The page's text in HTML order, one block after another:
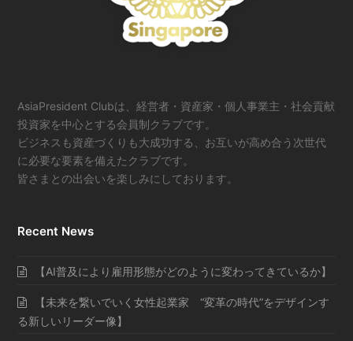
AsiaPresident Clubは、経営者・資産家・個人事業主・社会貢献
投資家を中心とする会員制クラブです。
ビジネスも資産づくりも大成功する、お互いが高め合う次世代
に必要な要素を備えたクラブです。
皆さまとの出会いを楽しみにしております。
Recent News
【AI普及により雇用形態がどのように変わってきているか】
【未来を繋いでいく女性起業家 “変革の時代”をデザインす
る新しいリーダー像】